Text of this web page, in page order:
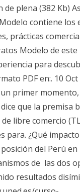
plena (382 Kb)
contiene los
prácticas
Modelo de este
para
PDF en:. 10
primer
que la premisa
libre comercio
para. ¿Qué
del Perú
de las dos
resultados